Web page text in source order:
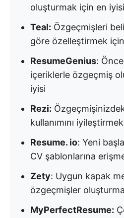
oluşturmak için en iyisi
Teal: Özgeçmişleri
göre özelleştirmek
ResumeGenius:
içeriklerle özgeçmiş
iyisi
Rezi:
kullanımını
Resume. io: Yeni
CV şablonlarına
Zety: Uygun kapak
özgeçmişler
MyPerfectResume: